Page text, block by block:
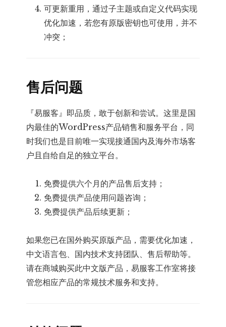
可更新重用，通过子主题或自定义代码实现
优化加速，若您有原版密钥也可使用，并不
冲突；
售后问题
『易服客』即品质，敢于创新和尝试。这里是国
内最佳的WordPress产品销售和服务平台，同
时我们也是目前唯一实现接通国内及海外市场客
户且自给自足的独立平台。
免费提供六个月的产品售后支持；
免费提供产品使用问题咨询；
免费提供产品后续更新；
如果您已在国外购买原版产品，需要优化加速，
中文语言包、国内技术支持团队、售后帮助等。
请在商城购买此中文版产品，易服客工作室将接
管您相应产品的常规技术服务和支持。